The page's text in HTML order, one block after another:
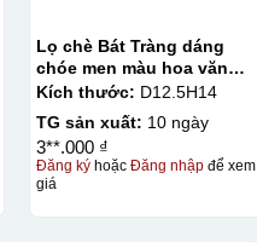
Lọ chè Bát Tràng dáng
chóe men màu hoa văn
vàng kim 250g
Kích thước: D12.5H14
TG sản xuất: 10 ngày
3**.000 ₫
Đăng kýhoặc Đăng nhậpđể xem
giá